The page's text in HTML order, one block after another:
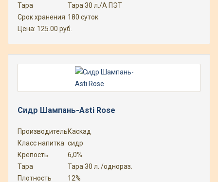
Тара
Тара 30 л./А ПЭТ
Срок хранения 180 суток
Цена: 125.00 руб.
Сидр Шампань-Asti Rose
ПроизводительКаскад
Класс напитка сидр
Крепость
6,0%
Тара
Тара 30 л. /однораз.
Плотность
12%